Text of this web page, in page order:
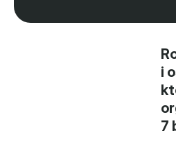
i
7